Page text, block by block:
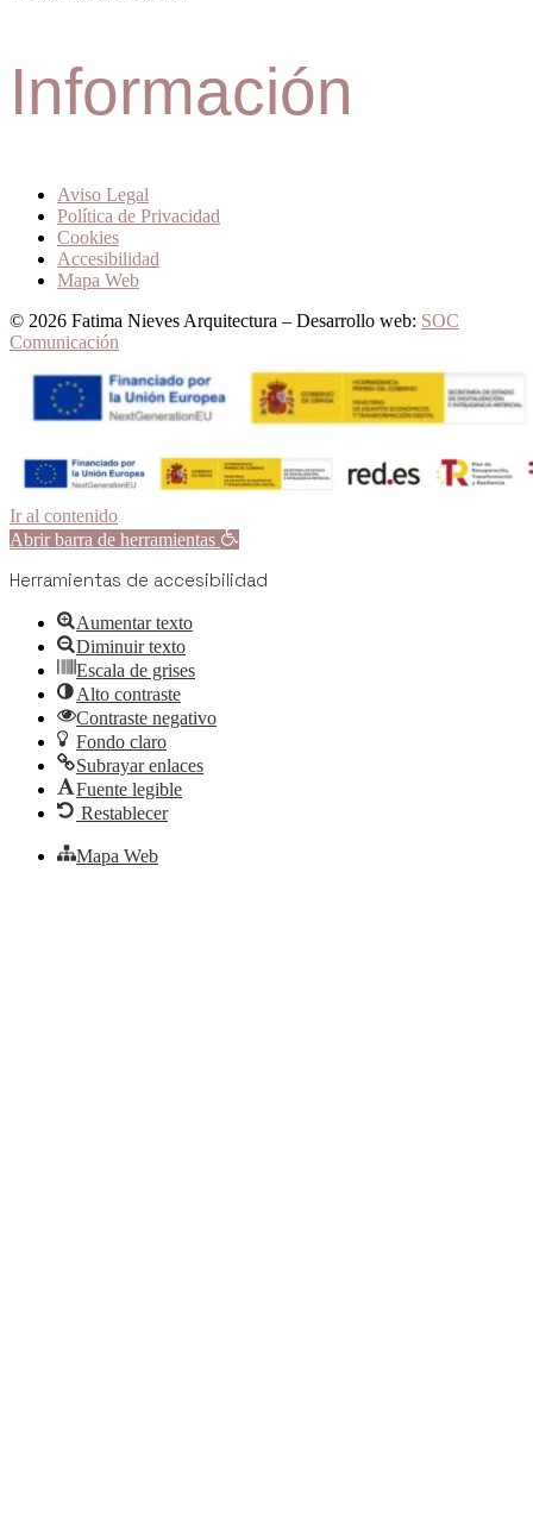
Información
Aviso Legal
Política de Privacidad
Cookies
Accesibilidad
Mapa Web
© 2026 Fatima Nieves Arquitectura – Desarrollo web: SOC
Comunicación
Ir al contenido
Abrir barra de herramientas
Herramientas de accesibilidad
Aumentar texto
Diminuir texto
Escala de grises
Alto contraste
Contraste negativo
Fondo claro
Subrayar enlaces
Fuente legible
Restablecer
Mapa Web